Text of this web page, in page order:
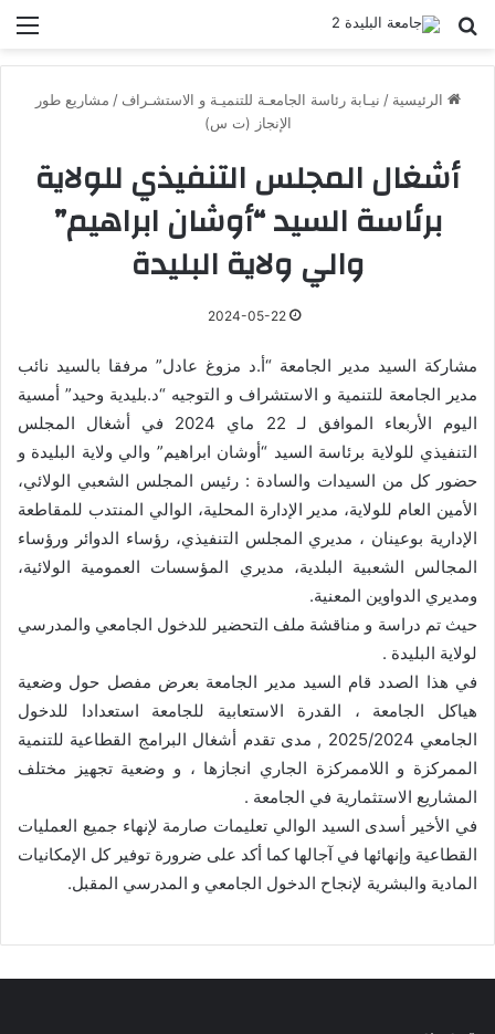
بحث عن
الرئيسية / نيـابة رئاسة الجامعـة للتنميـة و الاستشـراف / مشاريع طور
الإنجاز (ت س)
أشغال المجلس التنفيذي للولاية
برئاسة السيد “أوشان ابراهيم”
والي ولاية البليدة
2024-05-22
مشاركة السيد مدير الجامعة “أ.د مزوغ عادل” مرفقا بالسيد نائب
مدير الجامعة للتنمية و الاستشراف و التوجيه “د.بليدية وحيد” أمسية
اليوم الأربعاء الموافق لـ 22 ماي 2024 في أشغال المجلس
التنفيذي للولاية برئاسة السيد “أوشان ابراهيم” والي ولاية البليدة و
حضور كل من السيدات والسادة : رئيس المجلس الشعبي الولائي،
الأمين العام للولاية، مدير الإدارة المحلية، الوالي المنتدب للمقاطعة
الإدارية بوعينان ، مديري المجلس التنفيذي، رؤساء الدوائر ورؤساء
المجالس الشعبية البلدية، مديري المؤسسات العمومية الولائية،
ومديري الدواوين المعنية.
حيث تم دراسة و مناقشة ملف التحضير للدخول الجامعي والمدرسي
لولاية البليدة .
في هذا الصدد قام السيد مدير الجامعة بعرض مفصل حول وضعية
هياكل الجامعة ، القدرة الاستعابية للجامعة استعدادا للدخول
الجامعي 2025/2024 , مدى تقدم أشغال البرامج القطاعية للتنمية
الممركزة و اللاممركزة الجاري انجازها ، و وضعية تجهيز مختلف
المشاريع الاستثمارية في الجامعة .
في الأخير أسدى السيد الوالي تعليمات صارمة لإنهاء جميع العمليات
القطاعية وإنهائها في آجالها كما أكد على ضرورة توفير كل الإمكانيات
المادية والبشرية لإنجاح الدخول الجامعي و المدرسي المقبل.